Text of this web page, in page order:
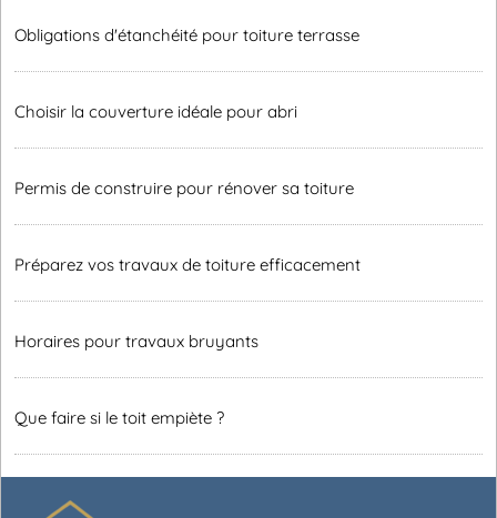
Obligations d'étanchéité pour toiture terrasse
Choisir la couverture idéale pour abri
Permis de construire pour rénover sa toiture
Préparez vos travaux de toiture efficacement
Horaires pour travaux bruyants
Que faire si le toit empiète ?